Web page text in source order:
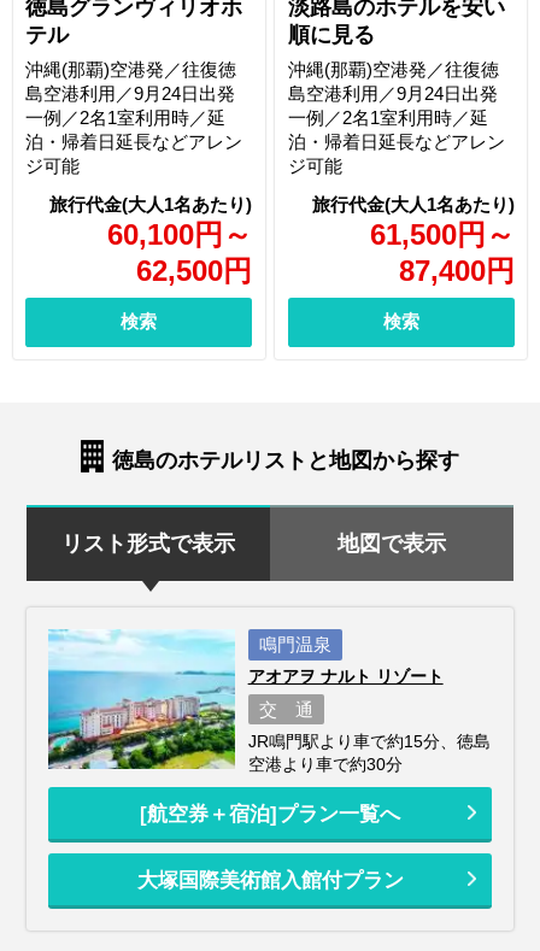
徳島グランヴィリオホ
テル
60,100円 ～
62,500円
沖縄(那覇)空港発／往復徳
島空港利用／9月24日出発
一例／2名1室利用時／延
泊・帰着日延長などアレン
ジ可能
検索
淡路島のホテルを安い
順に見る
61,500円 ～
87,400円
沖縄(那覇)空港発／往復徳
島空港利用／9月24日出発
一例／2名1室利用時／延
泊・帰着日延長などアレン
ジ可能
検索
徳島のホテルリストと地図から探す
リスト形式で表示 地図で表示
鳴門温泉
アオアヲ ナルト リゾート
交 通
JR鳴門駅より車で約15分、徳島
空港より車で約30分
[航空券＋宿泊]プラン一覧へ
大塚国際美術館入館付プラン